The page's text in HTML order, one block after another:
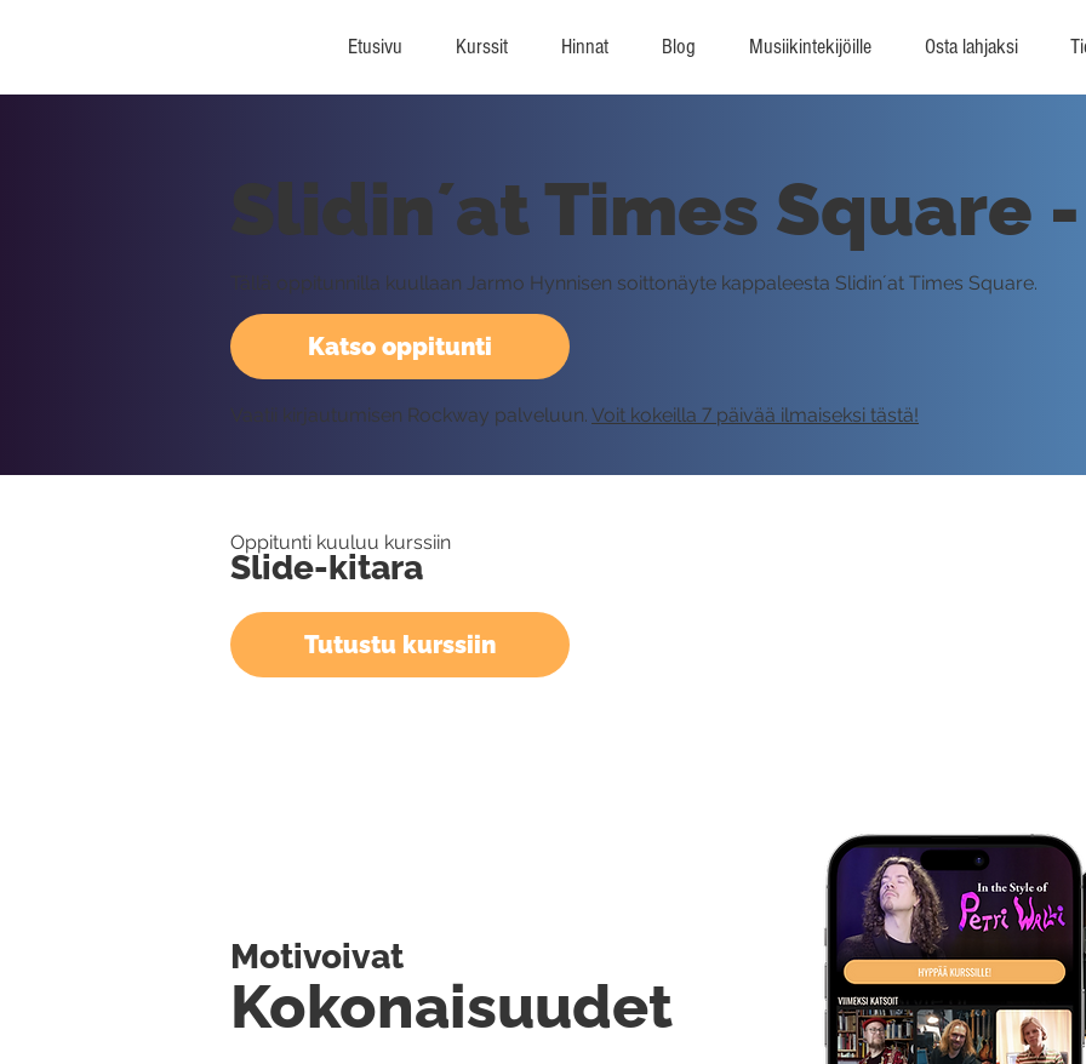
Etusivu Kurssit Hinnat Blog Musiikintekijöille Osta lahjaksi
Katso oppitunti
Slidin´at Times Square
Tällä oppitunnilla kuullaan Jarmo Hynnisen soittonäyte kappaleesta Slidin´at Times Square.
Vaatii kirjautumisen Rockway palveluun. Voit kokeilla 7 päivää ilmaiseksi tästä!
Oppitunti kuuluu kurssiin
Slide-kitara
Tutustu kurssiin
Kokonaisuudet
Motivoivat